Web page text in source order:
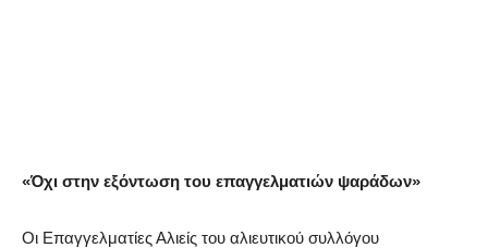
«Όχι στην εξόντωση του επαγγελματιών ψαράδων»
Οι Επαγγελματίες Αλιείς του αλιευτικού συλλόγου